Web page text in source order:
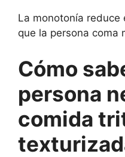
La monotonía
que la persona coma
Cómo
persona
comida